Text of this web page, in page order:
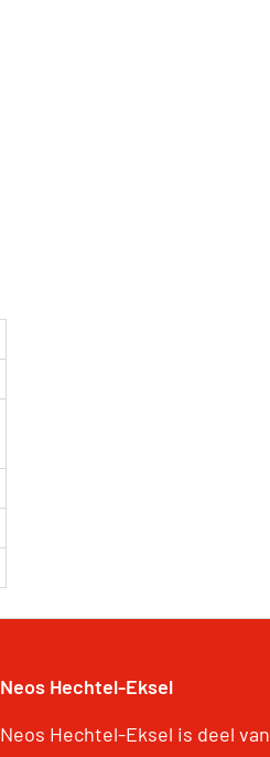
Neos Hechtel-Eksel
Neos Hechtel-Eksel is deel